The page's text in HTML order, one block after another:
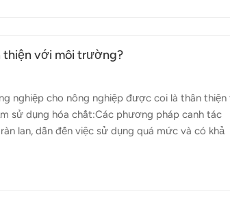
suất nhất quán và đáng tin cậy trên diện tích
thiện với môi trường?
nghiệp cho nông nghiệp được coi là thân thiện
sử dụng hóa chất:Các phương pháp canh tác
lan, dẫn đến việc sử dụng quá mức và có khả
còn giảm thiểu tác động đến môi trường bằng
trộn đất:Các hoạt động canh tác truyền thống